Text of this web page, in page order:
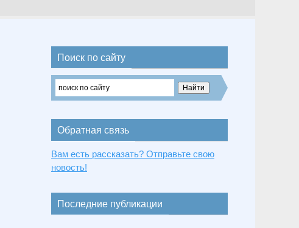
Поиск по сайту
Обратная связь
Вам есть рассказать? Отправьте свою
новость!
Последние публикации